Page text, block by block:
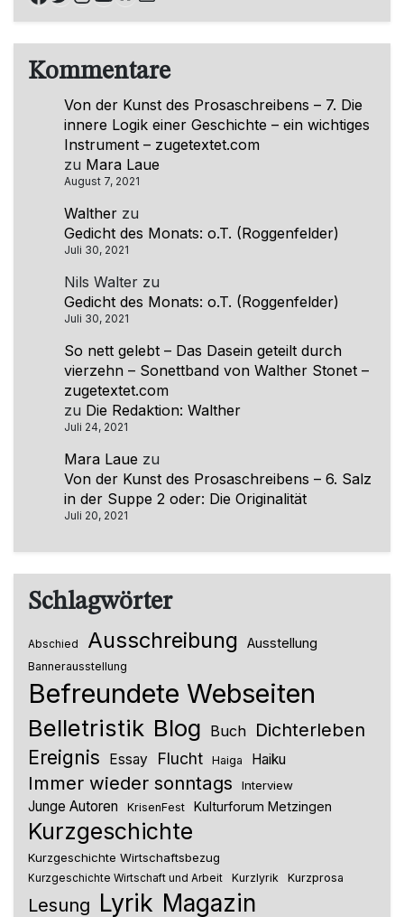
Kommentare
Von der Kunst des Prosaschreibens – 7. Die
innere Logik einer Geschichte – ein wichtiges
Instrument – zugetextet.com
zu Mara Laue
August 7, 2021
Walther zu
Gedicht des Monats: o.T. (Roggenfelder)
Juli 30, 2021
Nils Walter zu
Gedicht des Monats: o.T. (Roggenfelder)
Juli 30, 2021
So nett gelebt – Das Dasein geteilt durch
vierzehn – Sonettband von Walther Stonet –
zugetextet.com
zu Die Redaktion: Walther
Juli 24, 2021
Mara Laue zu
Von der Kunst des Prosaschreibens – 6. Salz
in der Suppe 2 oder: Die Originalität
Juli 20, 2021
Schlagwörter
Abschied Ausschreibung Ausstellung
Bannerausstellung
Befreundete Webseiten
Belletristik Blog Buch Dichterleben
Ereignis Essay Flucht Haiga Haiku
Immer wieder sonntags Interview
Junge Autoren KrisenFest Kulturforum Metzingen
Kurzgeschichte
Kurzgeschichte Wirtschaftsbezug
Kurzgeschichte Wirtschaft und Arbeit Kurzlyrik Kurzprosa
Lesung Lyrik Magazin